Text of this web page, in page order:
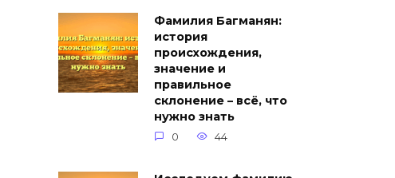
Фамилия Багманян:
история
происхождения,
значение и
правильное
склонение – всё, что
нужно знать
0 44